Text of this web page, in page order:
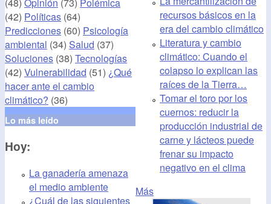
(42) Políticas (64)
Predicciones (60) Psicología
ambiental (34) Salud (37)
Soluciones (38) Tecnologías
(42) Vulnerabilidad (51) ¿Qué
hacer ante el cambio
climático? (36)
Lo más leído
Hoy:
La ganadería amenaza
el medio ambiente
¿Cuál de las siguientes
recursos básicos en la
era del cambio climático
Literatura y cambio
climático: Cuando el
colapso lo explican las
raíces de la Tierra…
Tomar el toro por los
cuernos: reducir la
producción industrial de
carne y lácteos puede
frenar su impacto
negativo en el clima
Más